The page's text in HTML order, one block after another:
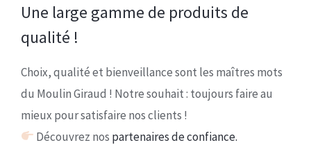
Une large gamme de produits de
qualité !
Choix, qualité et bienveillance sont les maîtres mots
du Moulin Giraud ! Notre souhait : toujours faire au
mieux pour satisfaire nos clients !
Découvrez nos partenaires de confiance.